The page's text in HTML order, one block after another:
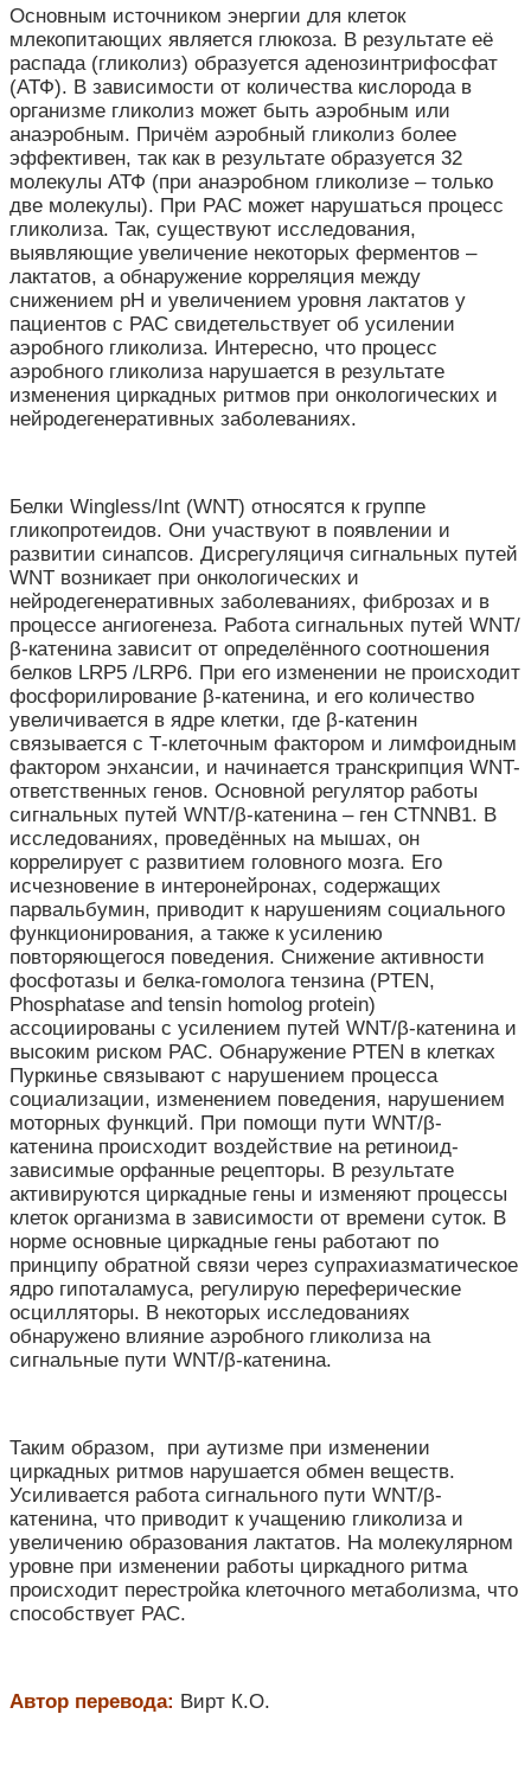
Основным источником энергии для клеток
млекопитающих является глюкоза. В результате её
распада (гликолиз) образуется аденозинтрифосфат
(АТФ). В зависимости от количества кислорода в
организме гликолиз может быть аэробным или
анаэробным. Причём аэробный гликолиз более
эффективен, так как в результате образуется 32
молекулы АТФ (при анаэробном гликолизе – только
две молекулы). При РАС может нарушаться процесс
гликолиза. Так, существуют исследования,
выявляющие увеличение некоторых ферментов –
лактатов, а обнаружение корреляция между
снижением рН и увеличением уровня лактатов у
пациентов с РАС свидетельствует об усилении
аэробного гликолиза. Интересно, что процесс
аэробного гликолиза нарушается в результате
изменения циркадных ритмов при онкологических и
нейродегенеративных заболеваниях.
Белки Wingless/Int (WNT) относятся к группе
гликопротеидов. Они участвуют в появлении и
развитии синапсов. Дисрегуляцичя сигнальных путей
WNT возникает при онкологических и
нейродегенеративных заболеваниях, фиброзах и в
процессе ангиогенеза. Работа сигнальных путей WNT/
β-катенина зависит от определённого соотношения
белков LRP5 /LRP6. При его изменении не происходит
фосфорилирование β-катенина, и его количество
увеличивается в ядре клетки, где β-катенин
связывается с Т-клеточным фактором и лимфоидным
фактором энхансии, и начинается транскрипция WNT-
ответственных генов. Основной регулятор работы
сигнальных путей WNT/β-катенина – ген CTNNB1. В
исследованиях, проведённых на мышах, он
коррелирует с развитием головного мозга. Его
исчезновение в интеронейронах, содержащих
парвальбумин, приводит к нарушениям социального
функционирования, а также к усилению
повторяющегося поведения. Снижение активности
фосфотазы и белка-гомолога тензина (PTEN,
Phosphatase and tensin homolog protein)
ассоциированы с усилением путей WNT/β-катенина и
высоким риском РАС. Обнаружение PTEN в клетках
Пуркинье связывают с нарушением процесса
социализации, изменением поведения, нарушением
моторных функций. При помощи пути WNT/β-
катенина происходит воздействие на ретиноид-
зависимые орфанные рецепторы. В результате
активируются циркадные гены и изменяют процессы
клеток организма в зависимости от времени суток. В
норме основные циркадные гены работают по
принципу обратной связи через супрахиазматическое
ядро гипоталамуса, регулирую переферические
осцилляторы. В некоторых исследованиях
обнаружено влияние аэробного гликолиза на
сигнальные пути WNT/β-катенина.
Таким образом, при аутизме при изменении
циркадных ритмов нарушается обмен веществ.
Усиливается работа сигнального пути WNT/β-
катенина, что приводит к учащению гликолиза и
увеличению образования лактатов. На молекулярном
уровне при изменении работы циркадного ритма
происходит перестройка клеточного метаболизма, что
способствует РАС.
Автор перевода: Вирт К.О.